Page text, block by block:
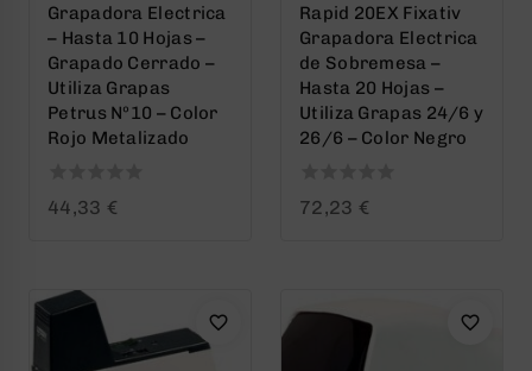
Grapadora Electrica
– Hasta 10 Hojas –
Grapado Cerrado –
Utiliza Grapas
Petrus Nº10 – Color
Rojo Metalizado
0
44,33 €
Rapid 20EX Fixativ
Grapadora Electrica
de Sobremesa –
Hasta 20 Hojas –
Utiliza Grapas 24/6 y
26/6 – Color Negro
0
72,23 €